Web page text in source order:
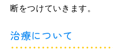
断をつけていきます。
治療について